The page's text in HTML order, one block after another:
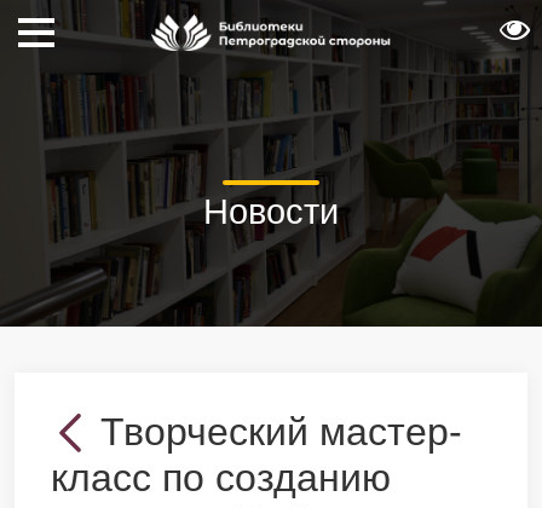
Новости
Творческий мастер-
класс по созданию